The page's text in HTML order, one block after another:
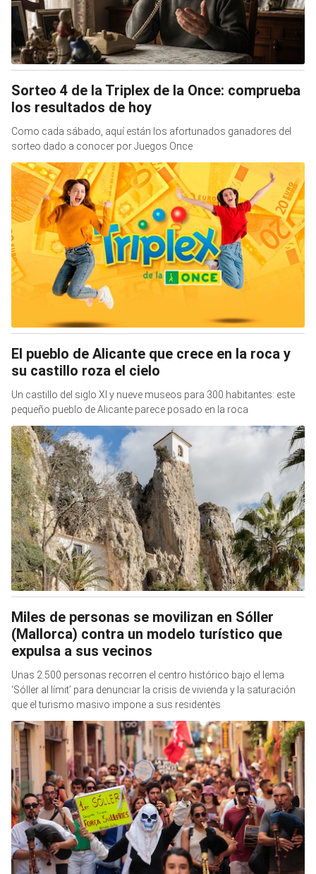
Sorteo 4 de la Triplex de la Once: comprueba
los resultados de hoy
Como cada sábado, aquí están los afortunados ganadores del
sorteo dado a conocer por Juegos Once
El pueblo de Alicante que crece en la roca y
su castillo roza el cielo
Un castillo del siglo XI y nueve museos para 300 habitantes: este
pequeño pueblo de Alicante parece posado en la roca
Miles de personas se movilizan en Sóller
(Mallorca) contra un modelo turístico que
expulsa a sus vecinos
Unas 2.500 personas recorren el centro histórico bajo el lema
‘Sóller al límit’ para denunciar la crisis de vivienda y la saturación
que el turismo masivo impone a sus residentes